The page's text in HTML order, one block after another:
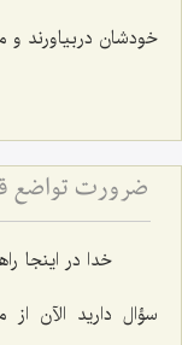
خودشان دربیاورند و
خدا در اینجا
سؤال دارید الآن